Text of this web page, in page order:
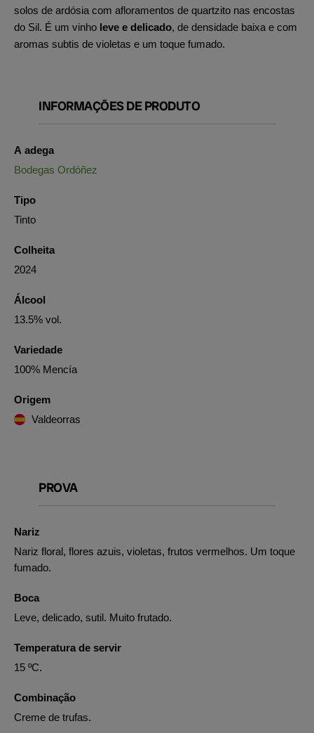
solos de ardósia com afloramentos de quartzito nas encostas
do Sil. É um vinho leve e delicado, de densidade baixa e com
aromas subtis de violetas e um toque fumado.
INFORMAÇÕES DE PRODUTO
A adega
Bodegas Ordóñez
Tipo
Tinto
Colheita
2024
Álcool
13.5% vol.
Variedade
100% Mencía
Origem
Valdeorras
PROVA
Nariz
Nariz floral, flores azuis, violetas, frutos vermelhos. Um toque
fumado.
Boca
Leve, delicado, sutil. Muito frutado.
Temperatura de servir
15 ºC.
Combinação
Creme de trufas.